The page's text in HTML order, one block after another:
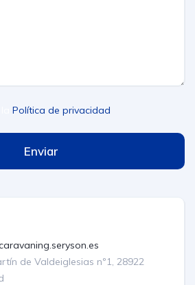
Política de privacidad
Enviar
de Valdeiglesias nº1, 28922